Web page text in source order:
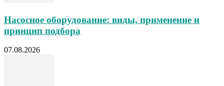
Насосное оборудование: виды, применение и
принцип подбора
07.08.2026